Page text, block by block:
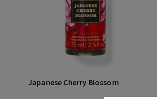
Japanese Cherry Blossom